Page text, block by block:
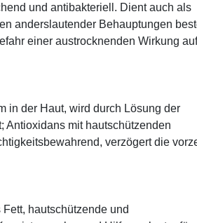
und antibakteriell. Dient auch als
anderslautender Behauptungen
einer austrocknenden Wirkung
in der Haut, wird durch Lösung der
Antioxidans mit hautschützenden
verzögert die
hautschützende und